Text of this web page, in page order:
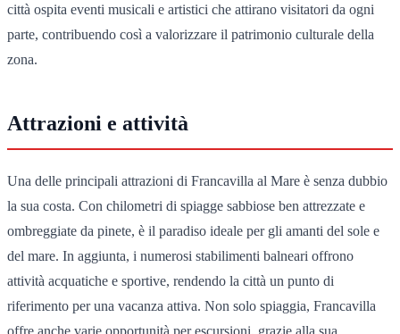
città ospita eventi musicali e artistici che attirano visitatori da ogni
parte, contribuendo così a valorizzare il patrimonio culturale della
zona.
Attrazioni e attività
Una delle principali attrazioni di Francavilla al Mare è senza dubbio
la sua costa. Con chilometri di spiagge sabbiose ben attrezzate e
ombreggiate da pinete, è il paradiso ideale per gli amanti del sole e
del mare. In aggiunta, i numerosi stabilimenti balneari offrono
attività acquatiche e sportive, rendendo la città un punto di
riferimento per una vacanza attiva. Non solo spiaggia, Francavilla
offre anche varie opportunità per escursioni, grazie alla sua